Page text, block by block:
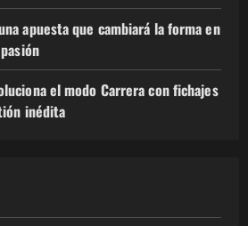
apuesta que cambiará la forma en
el modo Carrera con fichajes
inédita